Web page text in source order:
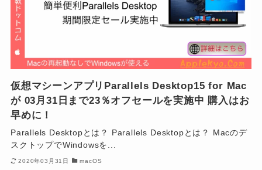
仮想マシーンアプリParallels Desktop15 for Mac
が 03月31日まで23％オフセールを実施中 購入はお
早めに！
Parallels Desktopとは？ Parallels Desktopとは？ Macのデ
スクトップでWindowsを...
2020年03月31日 macOS